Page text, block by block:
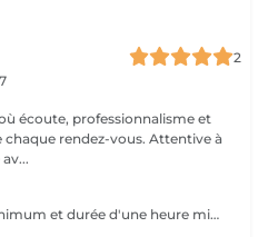
2
écoute, professionnalisme et
chaque rendez-vous. Attentive à
Prix à partir de 45 euros minimum et durée d'une heure minimum.